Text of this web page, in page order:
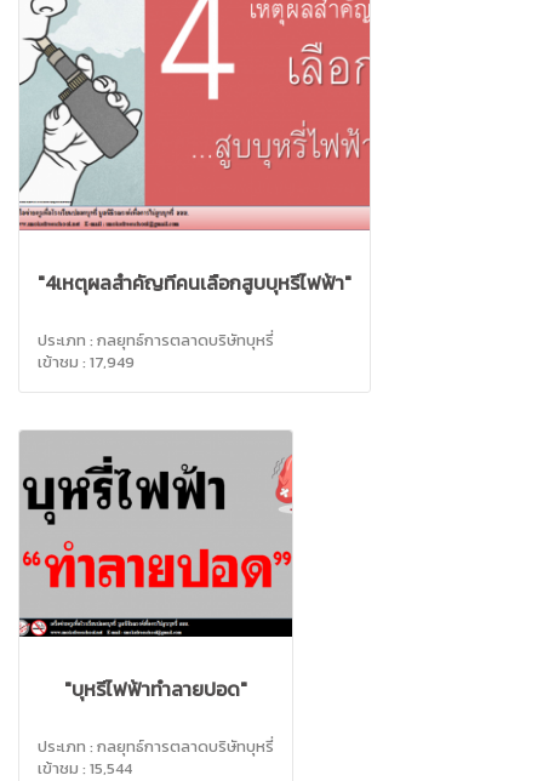
"4เหตุผลสำคัญที่คนเลือกสูบบุหรี่ไฟฟ้า"
ประเภท : กลยุทธ์การตลาดบริษัทบุหรี่
เข้าชม : 17,949
"บุหรี่ไฟฟ้าทำลายปอด"
ประเภท : กลยุทธ์การตลาดบริษัทบุหรี่
เข้าชม : 15,544